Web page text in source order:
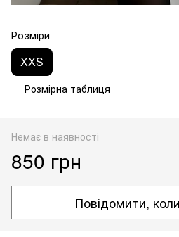
Розміри
XXS
Розмірна таблиця
Немає в наявності
850 грн
Повідомити,